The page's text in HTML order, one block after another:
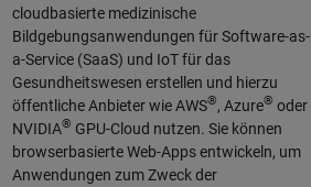
cloudbasierte medizinische
Bildgebungsanwendungen für Software-as-
a-Service (SaaS) und IoT für das
Gesundheitswesen erstellen und hierzu
öffentliche Anbieter wie AWS®, Azure® oder
NVIDIA® GPU-Cloud nutzen. Sie können
browserbasierte Web-Apps entwickeln, um
Anwendungen zum Zweck der